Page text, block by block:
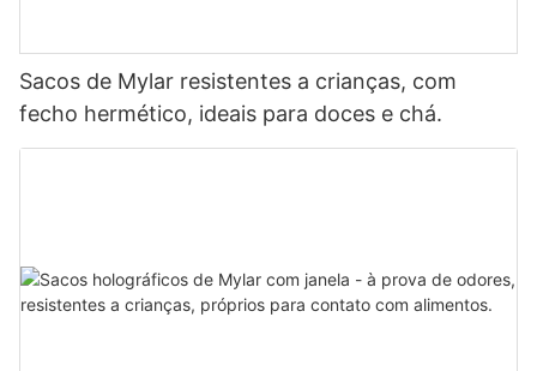
Sacos de Mylar resistentes a crianças, com
fecho hermético, ideais para doces e chá.